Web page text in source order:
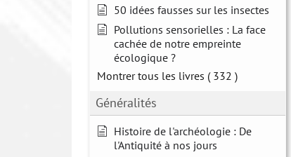
50 idées fausses sur les insectes
Pollutions sensorielles : La face
cachée de notre empreinte
écologique ?
Montrer tous les livres ( 332 )
Généralités
Histoire de l'archéologie : De
l'Antiquité à nos jours